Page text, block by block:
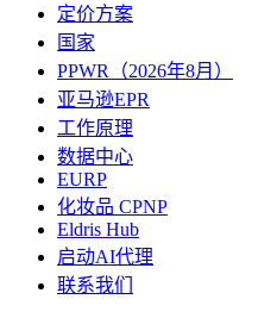
定价方案
国家
PPWR（2026年8月）
亚马逊EPR
工作原理
数据中心
EURP
化妆品 CPNP
Eldris Hub
启动AI代理
联系我们